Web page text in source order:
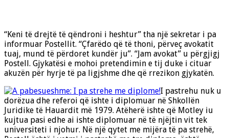
“Keni të drejtë të qëndroni i heshtur” tha një sekretar i pa
informuar Postellit. “Çfarëdo që të thoni, përveç avokatit
tuaj, mund të përdoret kundër ju”. “Jam avokat” u përgjigj
Postell. Gjykatësi e mohoi pretendimin e tij duke i cituar
akuzën për hyrje të pa ligjshme dhe që rrezikon gjykatën.
I pastrehu nuk u
dorëzua dhe referoi që ishte i diplomuar në Shkollën
Juridike të Hauardit më 1979. Atëherë ishte që Motley iu
kujtua pasi edhe ai ishte diplomuar në të njëjtin vit tek
universiteti i njohur. Në një qytet me mijëra të pa strehë,